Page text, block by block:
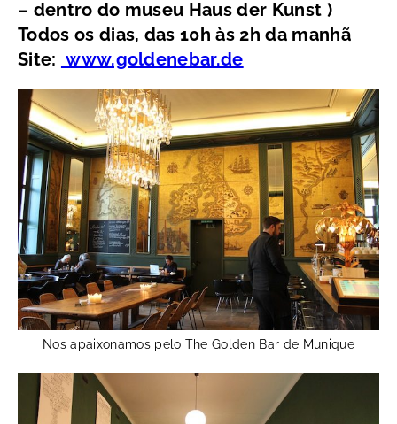
– dentro do museu Haus der Kunst )
Todos os dias, das 10h às 2h da manhã
Site: www.goldenebar.de
Nos apaixonamos pelo The Golden Bar de Munique